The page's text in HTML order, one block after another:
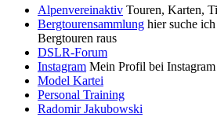
Alpenvereinaktiv Touren, Karten,
Bergtourensammlung hier suche
Bergtouren raus
DSLR-Forum
Instagram Mein Profil bei Instagram
Model Kartei
Personal Training
Radomir Jakubowski